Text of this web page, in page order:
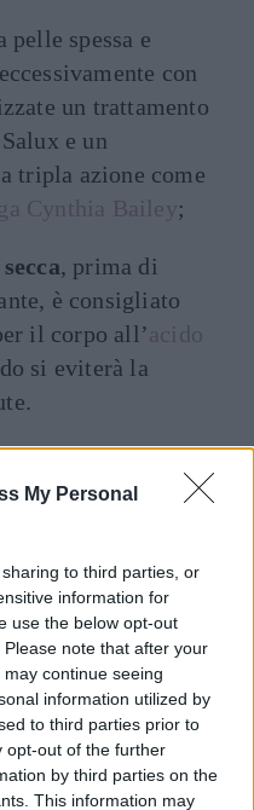
My Personal
to third parties, or
information for
use the below opt-out
note that after your
continue seeing
information utilized by
to third parties prior to
opt-out of the further
by third parties on the
This information may
pelle spessa e
con
un trattamento
e un
tripla azione come
Cynthia Bailey;
, prima di
è consigliato
il corpo all’acido
si eviterà la
ed effetti
si commettono
è avere la
di proteggere la
solari. Questo
ci si espone al sole è